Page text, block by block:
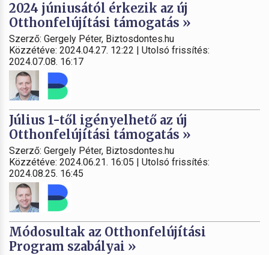
2024 júniusától érkezik az új
Otthonfelújítási támogatás »
Szerző: Gergely Péter, Biztosdontes.hu
Közzétéve: 2024.04.27. 12:22 | Utolsó frissítés:
2024.07.08. 16:17
Július 1-től igényelhető az új
Otthonfelújítási támogatás »
Szerző: Gergely Péter, Biztosdontes.hu
Közzétéve: 2024.06.21. 16:05 | Utolsó frissítés:
2024.08.25. 16:45
Módosultak az Otthonfelújítási
Program szabályai »